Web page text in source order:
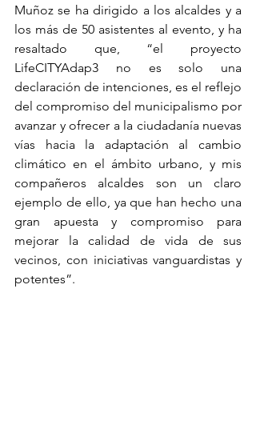
Muñoz se ha dirigido a los alcaldes y a
los más de 50 asistentes al evento, y ha
resaltado que, “el proyecto
LifeCITYAdap3 no es solo una
declaración de intenciones, es el reflejo
del compromiso del municipalismo por
avanzar y ofrecer a la ciudadanía nuevas
vías hacia la adaptación al cambio
climático en el ámbito urbano, y mis
compañeros alcaldes son un claro
ejemplo de ello, ya que han hecho una
gran apuesta y compromiso para
mejorar la calidad de vida de sus
vecinos, con iniciativas vanguardistas y
potentes”.